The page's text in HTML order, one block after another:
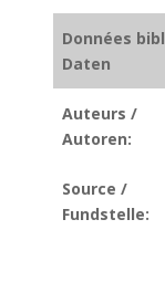
Données
Daten
Auteurs /
Autoren:
Source /
Fundstelle: